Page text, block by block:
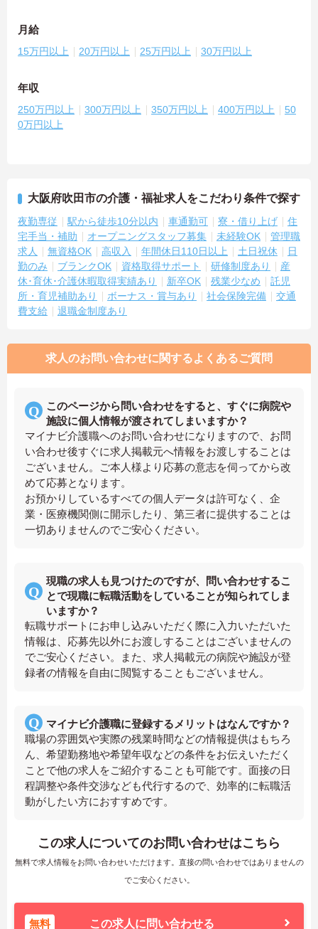
月給
15万円以上 20万円以上 25万円以上 30万円以上
年収
250万円以上 300万円以上 350万円以上 400万円以上
50
0万円以上
大阪府吹田市の介護・福祉求人をこだわり条件で探す
夜勤専従 駅から徒歩10分以内 車通勤可 寮・借り上げ
住
宅手当・補助
オープニングスタッフ募集 未経験OK
管理職
求人
無資格OK 高収入 年間休日110日以上 土日祝休
日
勤のみ
ブランクOK 資格取得サポート 研修制度あり
産
休･育休･介護休暇取得実績あり
新卒OK 残業少なめ
託児
所・育児補助あり
ボーナス・賞与あり 社会保険完備
交通
費支給
退職金制度あり
求人のお問い合わせに関するよくあるご質問
このページから問い合わせをすると、すぐに病院や
施設に個人情報が渡されてしまいますか？
マイナビ介護職へのお問い合わせになりますので、お問
い合わせ後すぐに求人掲載元へ情報をお渡しすることは
ございません。ご本人様より応募の意志を伺ってから改
めて応募となります。
お預かりしているすべての個人データは許可なく、企
業・医療機関側に開示したり、第三者に提供することは
一切ありませんのでご安心ください。
現職の求人も見つけたのですが、問い合わせするこ
とで現職に転職活動をしていることが知られてしま
いますか？
転職サポートにお申し込みいただく際に入力いただいた
情報は、応募先以外にお渡しすることはございませんの
でご安心ください。また、求人掲載元の病院や施設が登
録者の情報を自由に閲覧することもございません。
マイナビ介護職に登録するメリットはなんですか？
職場の雰囲気や実際の残業時間などの情報提供はもちろ
ん、希望勤務地や希望年収などの条件をお伝えいただく
ことで他の求人をご紹介することも可能です。面接の日
程調整や条件交渉なども代行するので、効率的に転職活
動がしたい方におすすめです。
この求人についてのお問い合わせはこちら
無料で求人情報をお問い合わせいただけます。直接の問い合わせではありませんの
でご安心ください。
無料 この求人に問い合わせる